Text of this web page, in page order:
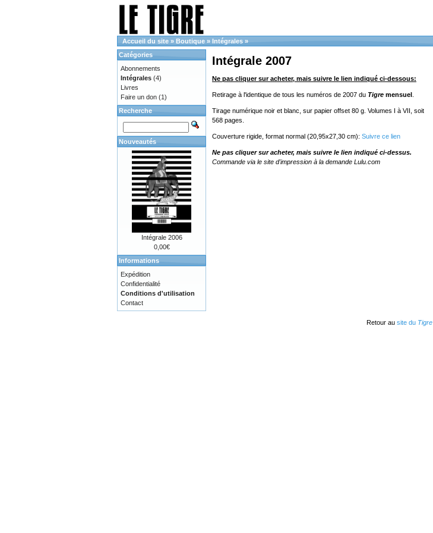
Accueil du site » Boutique » Intégrales »
Intégrale 2007
Ne pas cliquer sur acheter, mais suivre le lien indiqué ci-dessous:
Retirage à l'identique de tous les numéros de 2007 du Tigre mensuel
Tirage numérique noir et blanc, sur papier offset 80 g. Volumes I à VII, soit
568 pages.
Couverture rigide, format normal (20,95x27,30 cm): Suivre ce lien
Ne pas cliquer sur acheter, mais suivre le lien indiqué ci-dessus.
Commande via le site d'impression à la demande Lulu.com
Catégories
Abonnements
Intégrales (4)
Livres
Faire un don (1)
Recherche
Nouveautés
Intégrale 2006
0,00€
Informations
Expédition
Confidentialité
Conditions d'utilisation
Contact
Retour au site du Tigre